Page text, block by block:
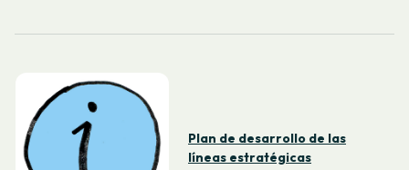
Plan de desarrollo de las
líneas estratégicas